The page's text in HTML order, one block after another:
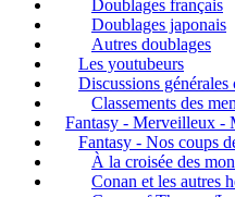
Doublages français
Doublages japonais
Autres doublages
Les youtubeurs
Discussions générales
Classements des
Fantasy - Merveilleux -
Fantasy - Nos coups
À la croisée des
Conan et les autres